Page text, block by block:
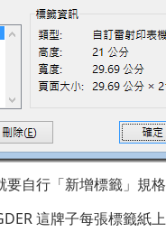
自行「新增標籤」規
這牌子每張標籤紙